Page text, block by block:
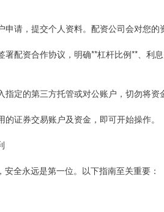
请，提交个人资料。配资公司会对您的
配资合作协议，明确**杠杆比例**、利
定的第三方托管或对公账户，切勿将资
证券交易账户及资金，即可开始操作。
全永远是第一位。以下指南至关重要：